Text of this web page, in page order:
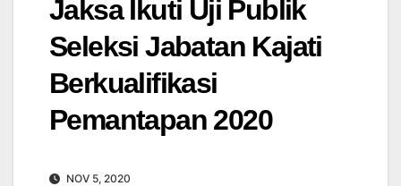
Jaksa Ikuti Uji Publik
Seleksi Jabatan Kajati
Berkualifikasi
Pemantapan 2020
NOV 5, 2020